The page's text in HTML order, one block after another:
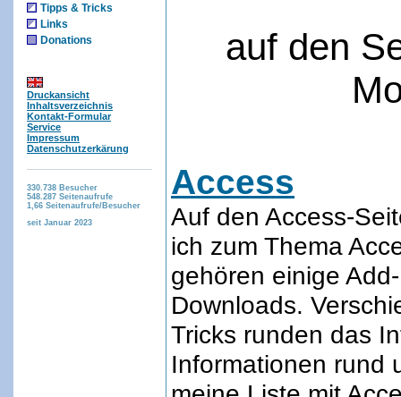
Tipps & Tricks
Links
Donations
Druckansicht
Inhaltsverzeichnis
Kontakt-Formular
Service
Impressum
Datenschutzerkärung
330.738 Besucher
548.287 Seitenaufrufe
1,66 Seitenaufrufe/Besucher
seit Januar 2023
auf den
Access
Auf den Access-
ich zum Thema
gehören einige
Downloads.
Tricks runden das
Informationen rund